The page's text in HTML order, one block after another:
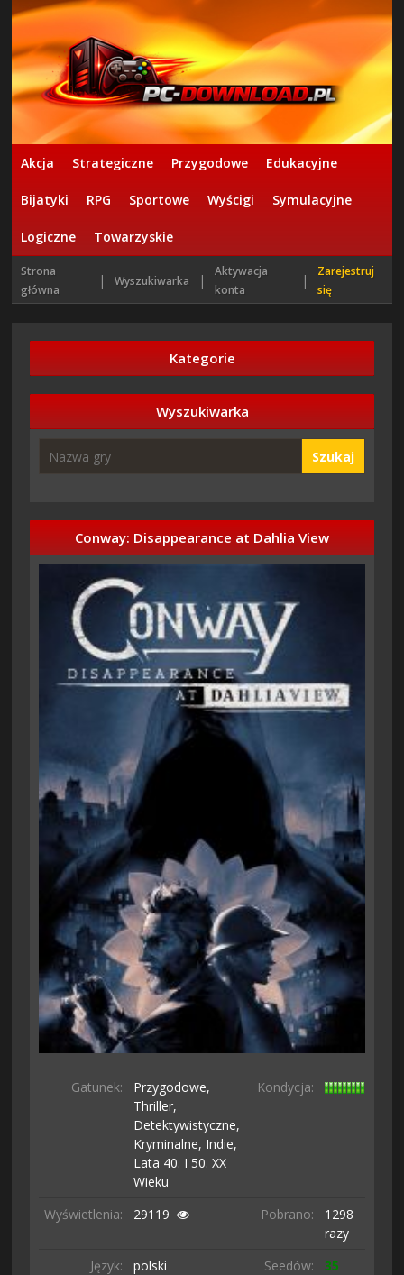
Akcja Strategiczne Przygodowe Edukacyjne
Bijatyki RPG Sportowe Wyścigi Symulacyjne
Logiczne Towarzyskie
Strona
główna
| Wyszukiwarka |
Aktywacja
konta
|
Zarejestruj
się
Kategorie
Wyszukiwarka
Szukaj
Conway: Disappearance at Dahlia View
Gatunek:
Przygodowe,
Thriller,
Detektywistyczne,
Kryminalne, Indie,
Lata 40. I 50. XX
Wieku
Kondycja:
Wyświetlenia: 29119 Pobrano:
1298
razy
Język:
polski Seedów:
35